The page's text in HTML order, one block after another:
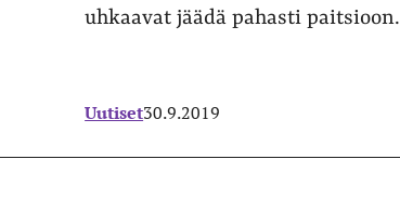
uhkaavat jäädä pahasti paitsioon.
Uutiset30.9.2019